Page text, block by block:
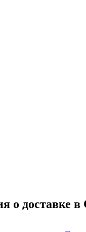
о доставке в